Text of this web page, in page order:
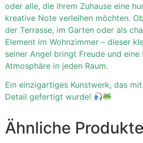
oder alle, die ihrem Zuhause eine
kreative Note verleihen möchten.
der Terrasse, im Garten oder als
Element im Wohnzimmer – dieser
seiner Angel bringt Freude und eine
Atmosphäre in jeden Raum.
Ein einzigartiges Kunstwerk, das
Detail gefertigt wurde!
Ähnliche Produkte